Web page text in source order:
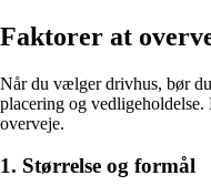
Faktorer at
Når du vælger drivhus, bør
placering og
overveje.
1. Størrelse og formål